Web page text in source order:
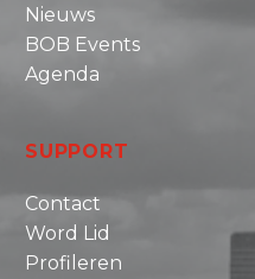
Nieuws
BOB Events
Agenda
SUPPORT
Contact
Word Lid
Profileren